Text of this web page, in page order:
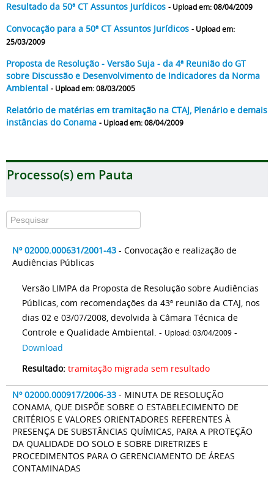
Resultado da 50ª CT Assuntos Jurídicos - Upload em: 08/04/2009
Convocação para a 50ª CT Assuntos Jurídicos - Upload em:
25/03/2009
Proposta de Resolução - Versão Suja - da 4ª Reunião do GT
sobre Discussão e Desenvolvimento de Indicadores da Norma
Ambiental - Upload em: 08/03/2005
Relatório de matérias em tramitação na CTAJ, Plenário e demais
instâncias do Conama - Upload em: 08/04/2009
Processo(s) em Pauta
Nº 02000.000631/2001-43 - Convocação e realização de
Audiências Públicas
Versão LIMPA da Proposta de Resolução sobre Audiências
Públicas, com recomendações da 43ª reunião da CTAJ, nos
dias 02 e 03/07/2008, devolvida à Câmara Técnica de
Controle e Qualidade Ambiental. - Upload: 03/04/2009 -
Download
Resultado: tramitação migrada sem resultado
Nº 02000.000917/2006-33 - MINUTA DE RESOLUÇÃO
CONAMA, QUE DISPÕE SOBRE O ESTABELECIMENTO DE
CRITÉRIOS E VALORES ORIENTADORES REFERENTES À
PRESENÇA DE SUBSTÂNCIAS QUÍMICAS, PARA A PROTEÇÃO
DA QUALIDADE DO SOLO E SOBRE DIRETRIZES E
PROCEDIMENTOS PARA O GERENCIAMENTO DE ÁREAS
CONTAMINADAS